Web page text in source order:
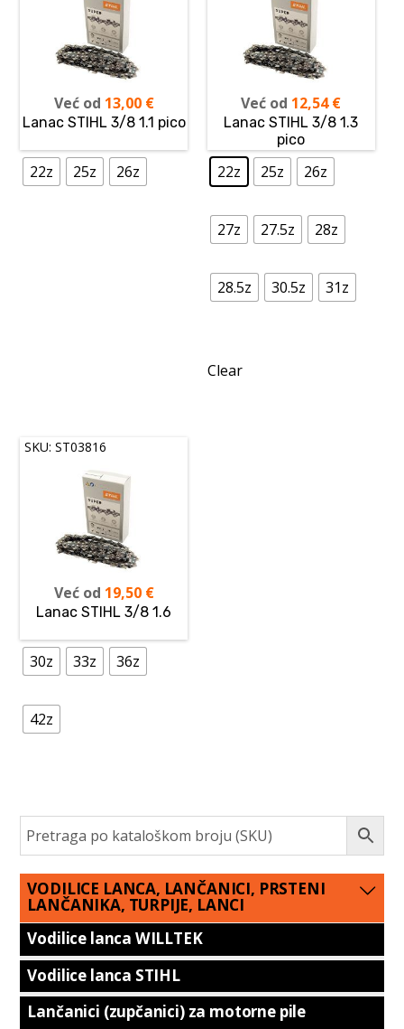
Već od 13,00 €
Lanac STIHL 3/8 1.1 pico
22z 25z 26z
Već od 12,54€
Lanac STIHL 3/8 1.3
pico
22z 25z 26z
27z 27.5z 28z
28.5z 30.5z 31z
Clear
SKU: ST03816
Već od 19,50 €
Lanac STIHL 3/8 1.6
30z 33z 36z
42z
VODILICE LANCA, LANČANICI, PRSTENI
LANČANIKA, TURPIJE, LANCI
Vodilice lanca WILLTEK
Vodilice lanca STIHL
Lančanici (zupčanici) za motorne pile